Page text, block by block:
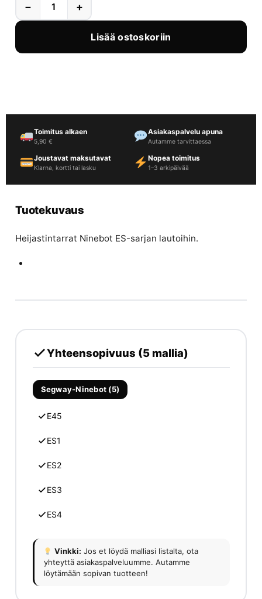
− +
Lisää ostoskoriin
Toimitus alkaen
5,90 €
Asiakaspalvelu apuna
Autamme tarvittaessa
Joustavat maksutavat
Klarna, kortti tai lasku
Nopea toimitus
1–3 arkipäivää
Tuotekuvaus
Heijastintarrat Ninebot ES-sarjan lautoihin.
Yhteensopivuus (5 mallia)
Segway-Ninebot (5)
E45
ES1
ES2
ES3
ES4
Vinkki: Jos et löydä malliasi listalta, ota
yhteyttä asiakaspalveluumme. Autamme
löytämään sopivan tuotteen!